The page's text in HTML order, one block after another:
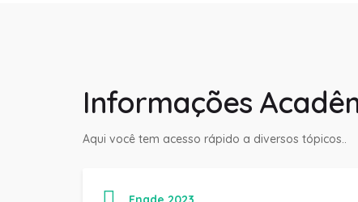
Informações
Aqui você tem acesso rápido a diversos tópicos..